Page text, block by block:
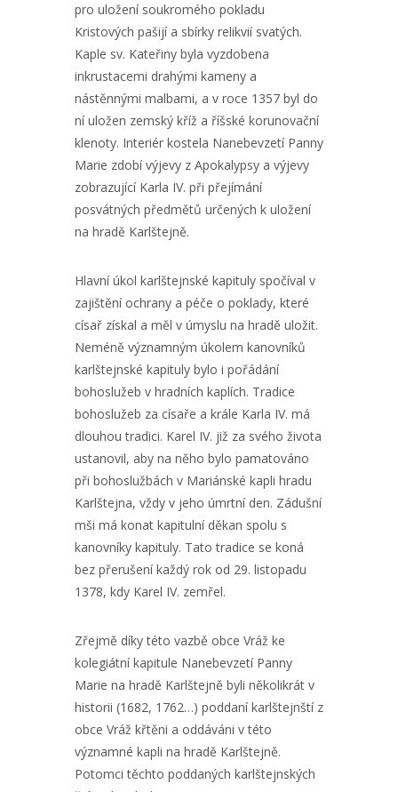
pro uložení soukromého pokladu
Kristových pašijí a sbírky relikvií svatých.
Kaple sv. Kateřiny byla vyzdobena
inkrustacemi drahými kameny a
nástěnnými malbami, a v roce 1357 byl do
ní uložen zemský kříž a říšské korunovační
klenoty. Interiér kostela Nanebevzetí Panny
Marie zdobí výjevy z Apokalypsy a výjevy
zobrazující Karla IV. při přejímání
posvátných předmětů určených k uložení
na hradě Karlštejně.
Hlavní úkol karlštejnské kapituly spočíval v
zajištění ochrany a péče o poklady, které
císař získal a měl v úmyslu na hradě uložit.
Neméně významným úkolem kanovníků
karlštejnské kapituly bylo i pořádání
bohoslužeb v hradních kaplích. Tradice
bohoslužeb za císaře a krále Karla IV. má
dlouhou tradici. Karel IV. již za svého života
ustanovil, aby na něho bylo pamatováno
při bohoslužbách v Mariánské kapli hradu
Karlštejna, vždy v jeho úmrtní den. Zádušní
mši má konat kapitulní děkan spolu s
kanovníky kapituly. Tato tradice se koná
bez přerušení každý rok od 29. listopadu
1378, kdy Karel IV. zemřel.
Zřejmě díky této vazbě obce Vráž ke
kolegiátní kapitule Nanebevzetí Panny
Marie na hradě Karlštejně byli několikrát v
historii (1682, 1762…) poddaní karlštejnští z
obce Vráž křtěni a oddáváni v této
významné kapli na hradě Karlštejně.
Potomci těchto poddaných karlštejnských